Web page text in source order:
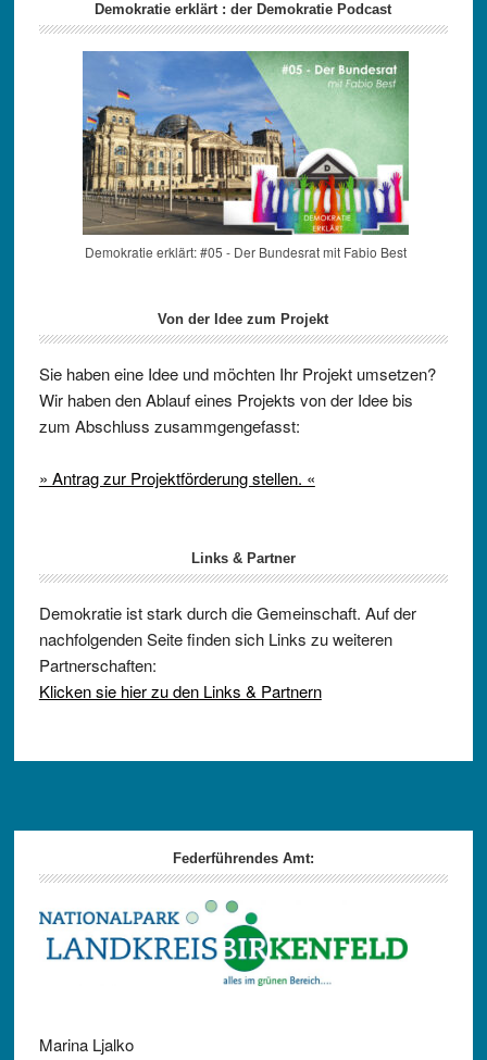
Demokratie erklärt : der Demokratie Podcast
Demokratie erklärt: #05 - Der Bundesrat mit Fabio Best
Von der Idee zum Projekt
Sie haben eine Idee und möchten Ihr Projekt umsetzen?
Wir haben den Ablauf eines Projekts von der Idee bis
zum Abschluss zusammgengefasst:
» Antrag zur Projektförderung stellen. «
Links & Partner
Demokratie ist stark durch die Gemeinschaft. Auf der
nachfolgenden Seite finden sich Links zu weiteren
Partnerschaften:
Klicken sie hier zu den Links & Partnern
Footer Federführendes Amt:
Marina Ljalko